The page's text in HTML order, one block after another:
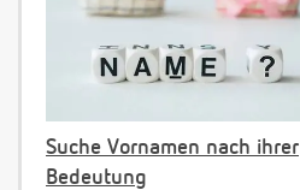
Suche Vornamen nach ihrer
Bedeutung